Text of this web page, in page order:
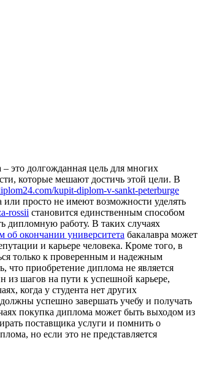
это долгожданная цель для многих
которые мешают достичь этой цели. В
kupit-diplom-v-sankt-peterburge
просто не имеют возможности уделять
rossii становится единственным способом
дипломную работу. В таких случаях
об окончании университета бакалавра может
и карьере человека. Кроме того, в
только к проверенным и надежным
приобретение диплома не является
из шагов на пути к успешной карьере,
когда у студента нет других
успешно завершать учебу и получать
покупка диплома может быть выходом из
поставщика услуги и помнить о
но если это не представляется